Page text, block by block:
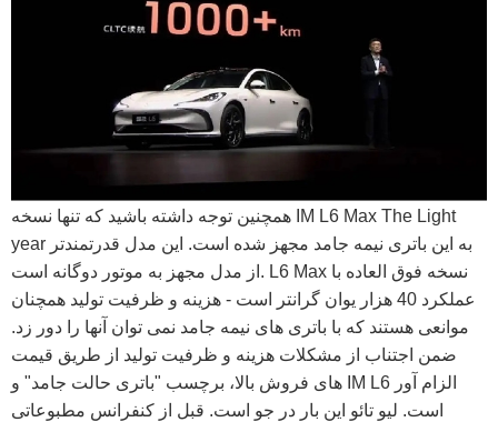
همچنین توجه داشته باشید که تنها نسخه IM L6 Max The Light
year به این باتری نیمه جامد مجهز شده است. این مدل قدرتمندتر
از مدل مجهز به موتور دوگانه است. L6 Max نسخه فوق العاده با
عملکرد 40 هزار یوان گرانتر است - هزینه و ظرفیت تولید همچنان
موانعی هستند که با باتری های نیمه جامد نمی توان آنها را دور زد.
ضمن اجتناب از مشکلات هزینه و ظرفیت تولید از طریق قیمت
های فروش بالا، برچسب "باتری حالت جامد" و IM L6 الزام آور
است. لیو تائو این بار در جو است. قبل از کنفرانس مطبوعاتی